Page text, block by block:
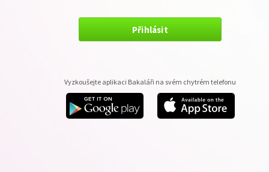
Přihlásit
Vyzkoušejte aplikaci Bakaláři na svém chytrém telefonu